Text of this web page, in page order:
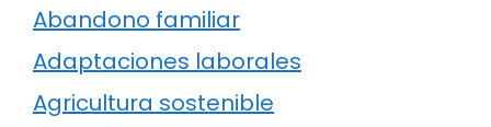
Abandono familiar
Adaptaciones laborales
Agricultura sostenible